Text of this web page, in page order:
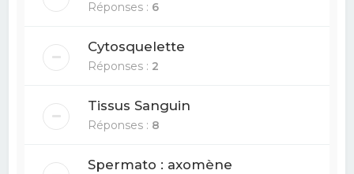
Réponses : 6
Cytosquelette
Réponses : 2
Tissus Sanguin
Réponses : 8
Spermato : axomène